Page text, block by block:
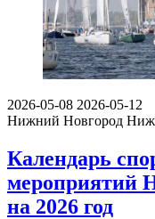
2026-05-08 2026-05-12
Нижний Новгород
Календарь
мероприятий
на 2026 год